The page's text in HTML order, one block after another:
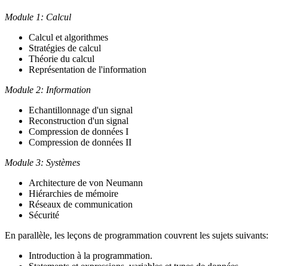
Module 1: Calcul
Calcul et algorithmes
Stratégies de calcul
Théorie du calcul
Représentation de l'information
Module 2: Information
Echantillonnage d'un signal
Reconstruction d'un signal
Compression de données I
Compression de données II
Module 3: Systèmes
Architecture de von Neumann
Hiérarchies de mémoire
Réseaux de communication
Sécurité
En parallèle, les leçons de programmation couvrent les sujets suivants:
Introduction à la programmation.